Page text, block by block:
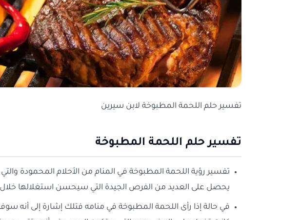
تفسير حلم اللحمة المطبوخة لابن سيرين
تفسير حلم اللحمة المطبوخة
تفسير رؤية اللحمة المطبوخة في المنام من الأحلام المحمودة
يحصل على العديد من الفرص الجيدة التي سيحسن استغلالها خلال
في حالة إذا رأى اللحمة المطبوخة في منامه فتلك إشارة إلى أنه